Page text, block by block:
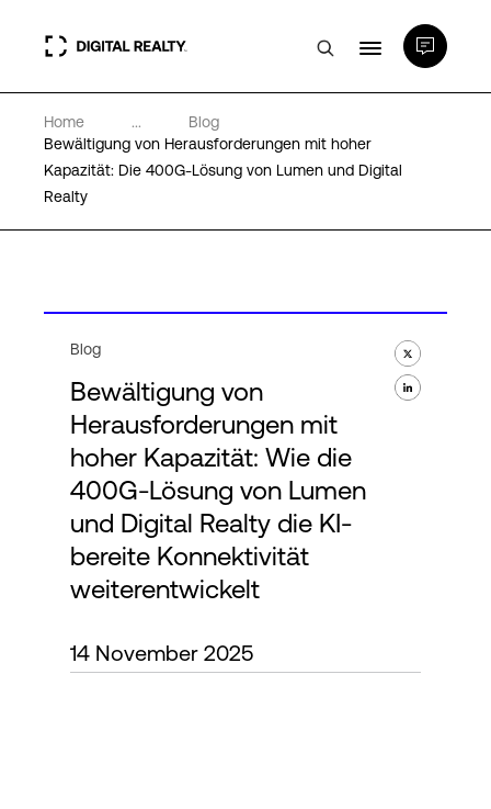
Rechenzentren
PlatformDIGITAL®
Wissenswertes
Über uns
Language
Login
Home ...
Blog
Bewältigung von Herausforderungen mit hoher
Kapazität: Die 400G-Lösung von Lumen und Digital
Realty
Blog
Bewältigung von
Herausforderungen mit
hoher Kapazität: Wie die
400G-Lösung von Lumen
und Digital Realty die KI-
bereite Konnektivität
weiterentwickelt
14 November 2025